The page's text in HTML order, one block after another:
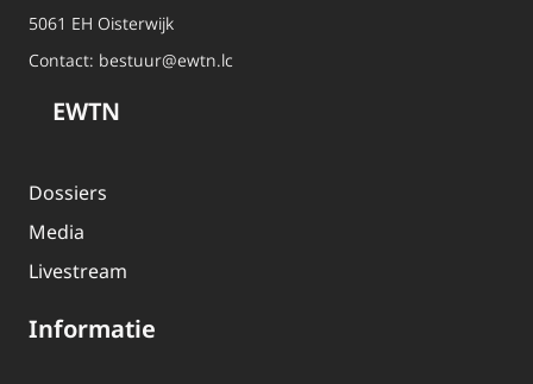
5061 EH Oisterwijk
Contact: bestuur@ewtn.lc
EWTN
Dossiers
Media
Livestream
Informatie